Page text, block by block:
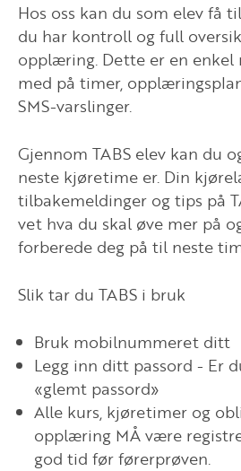
Hos oss kan du som elev få
du har kontroll og full
opplæring. Dette er en
med på timer,
SMS-varslinger.
Gjennom TABS elev kan du
neste kjøretime er. Din
tilbakemeldinger og tips på
vet hva du skal øve mer på
forberede deg på til neste
Slik tar du TABS i bruk
Bruk mobilnummeret ditt
Legg inn ditt passord - Er
«glemt passord»
Alle kurs, kjøretimer og
opplæring MÅ være
god tid før førerprøven.